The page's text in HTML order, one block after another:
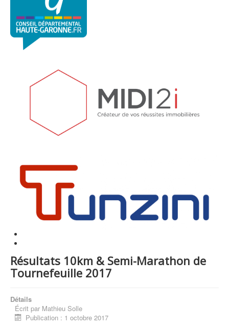
Résultats 10km & Semi-Marathon de
Tournefeuille 2017
Détails
Écrit par Mathieu Solle
Publication : 1 octobre 2017